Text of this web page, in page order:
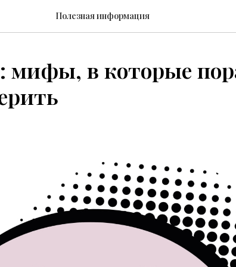
Полезная информация
мифы, в которые